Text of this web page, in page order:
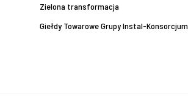
Zielona transformacja
Giełdy Towarowe Grupy Instal-Konsorcjum